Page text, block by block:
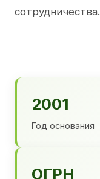
сотрудничества.
2001
Год основания
ОГРН